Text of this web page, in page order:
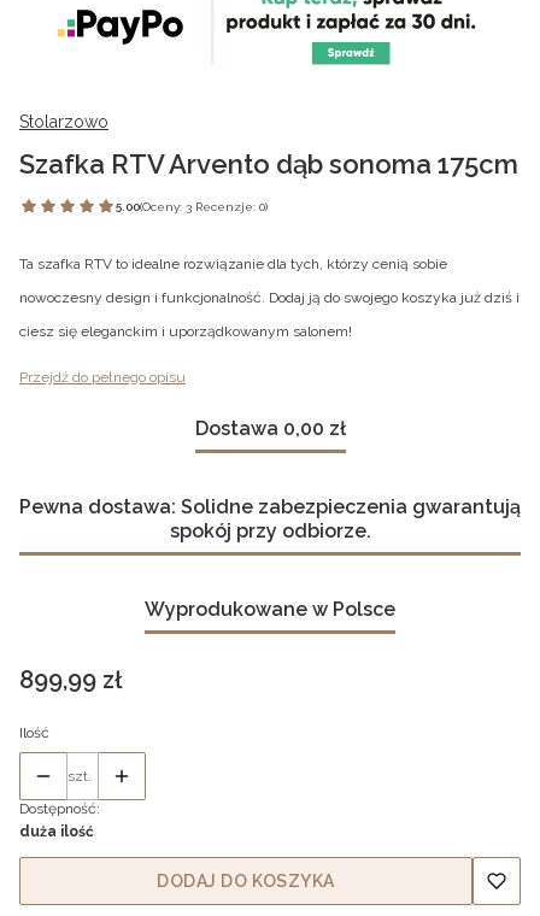
Stolarzowo
Szafka RTV Arvento dąb sonoma 175cm
5.00(Oceny: 3 Recenzje: 0)
Ta szafka RTV to idealne rozwiązanie dla tych, którzy cenią sobie
nowoczesny design i funkcjonalność. Dodaj ją do swojego koszyka już dziś i
ciesz się eleganckim i uporządkowanym salonem!
Przejdź do pełnego opisu
Dostawa 0,00 zł
Pewna dostawa: Solidne zabezpieczenia gwarantują
spokój przy odbiorze.
Wyprodukowane w Polsce
Cena
899,99 zł
Ilość
szt.
Dostępność:
duża ilość
DODAJ DO KOSZYKA